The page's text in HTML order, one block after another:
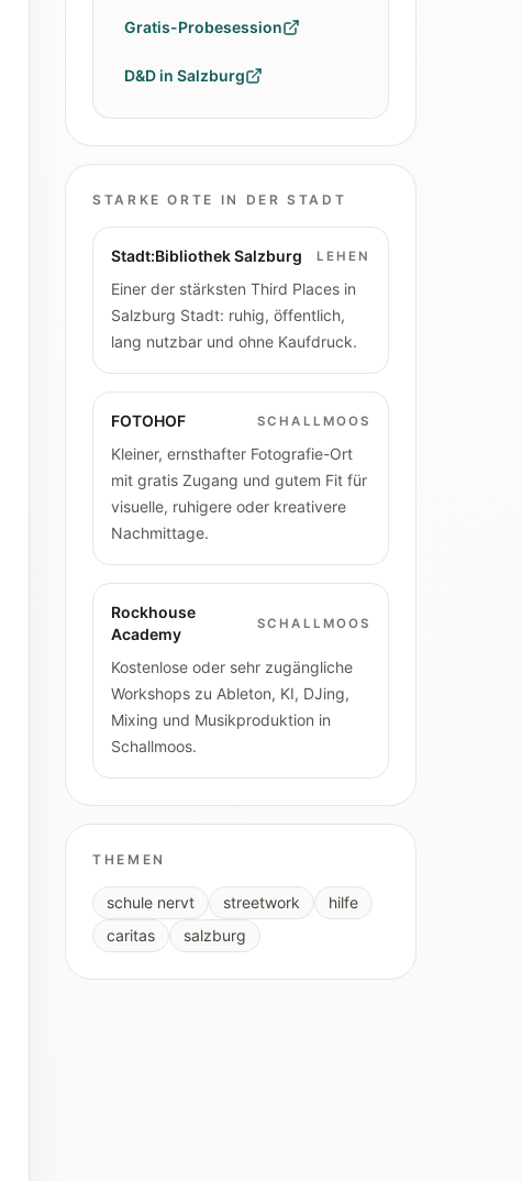
Gratis-Probesession
D&D in Salzburg
STARKE ORTE IN DER STADT
Stadt:Bibliothek Salzburg LEHEN
Einer der stärksten Third Places in
Salzburg Stadt: ruhig, öffentlich,
lang nutzbar und ohne Kaufdruck.
FOTOHOF SCHALLMOOS
Kleiner, ernsthafter Fotografie-Ort
mit gratis Zugang und gutem Fit für
visuelle, ruhigere oder kreativere
Nachmittage.
Rockhouse
Academy
SCHALLMOOS
Kostenlose oder sehr zugängliche
Workshops zu Ableton, KI, DJing,
Mixing und Musikproduktion in
Schallmoos.
THEMEN
schule nervt streetwork
hilfe
caritas
salzburg